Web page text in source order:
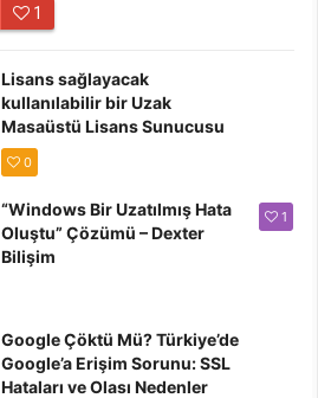
1
Lisans sağlayacak
kullanılabilir bir Uzak
Masaüstü Lisans Sunucusu
olmadığından” Hatası
Çözümü
0
“Windows Bir Uzatılmış Hata
Oluştu” Çözümü – Dexter
Bilişim
1
Google Çöktü Mü? Türkiye’de
Google’a Erişim Sorunu: SSL
Hataları ve Olası Nedenler